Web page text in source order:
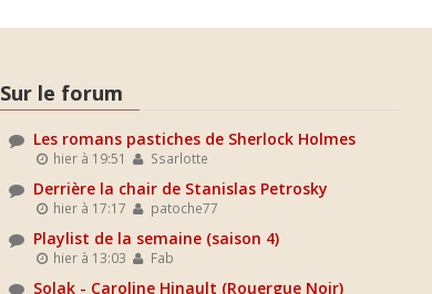
Sur le forum
Les romans pastiches de Sherlock Holmes
hier à 19:51 Ssarlotte
Derrière la chair de Stanislas Petrosky
hier à 17:17 patoche77
Playlist de la semaine (saison 4)
hier à 13:03 Fab
Solak - Caroline Hinault (Rouergue Noir)